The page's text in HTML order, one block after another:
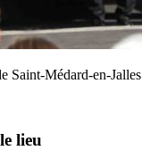
Saint-Médard-en-Jalles
lieu